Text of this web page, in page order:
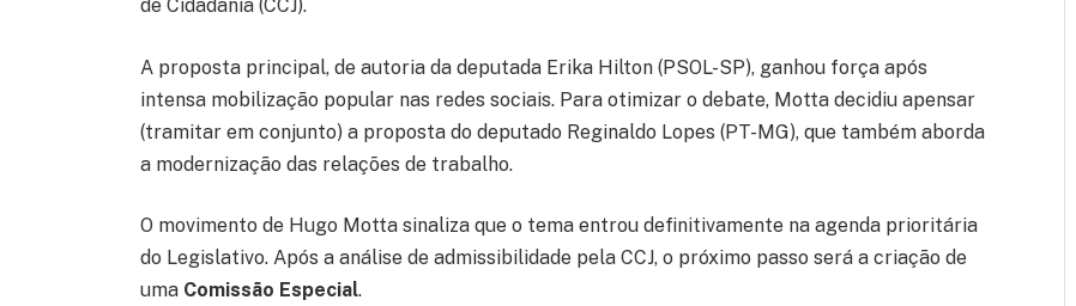
de Cidadania (CCJ).
A proposta principal, de autoria da deputada Erika Hilton (PSOL-SP), ganhou força após
intensa mobilização popular nas redes sociais. Para otimizar o debate, Motta decidiu apensar
(tramitar em conjunto) a proposta do deputado Reginaldo Lopes (PT-MG), que também aborda
a modernização das relações de trabalho.
O movimento de Hugo Motta sinaliza que o tema entrou definitivamente na agenda prioritária
do Legislativo. Após a análise de admissibilidade pela CCJ, o próximo passo será a criação de
uma Comissão Especial.